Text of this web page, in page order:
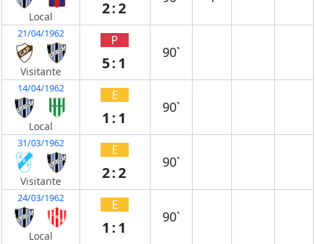
Local 2:2
21/04/1962
Visitante
P
5:1
90`
14/04/1962
Local
E
1:1
90`
31/03/1962
Visitante
E
2:2
90`
24/03/1962
Local
E
1:1
90`